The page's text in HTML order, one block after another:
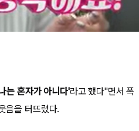
는 혼자가 아니다'라고 했다"면서 폭
음을 터뜨렸다.